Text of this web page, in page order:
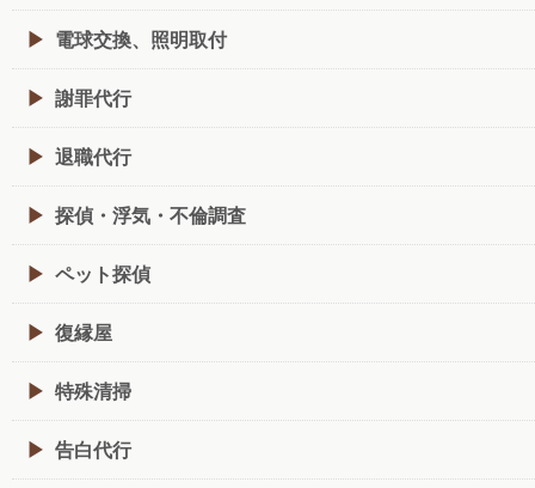
電球交換、照明取付
謝罪代行
退職代行
探偵・浮気・不倫調査
ペット探偵
復縁屋
特殊清掃
告白代行